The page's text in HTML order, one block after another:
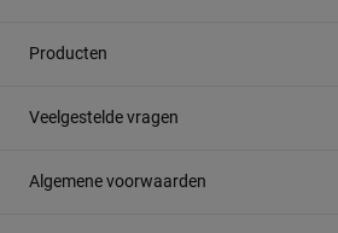
Producten
Veelgestelde vragen
Algemene voorwaarden